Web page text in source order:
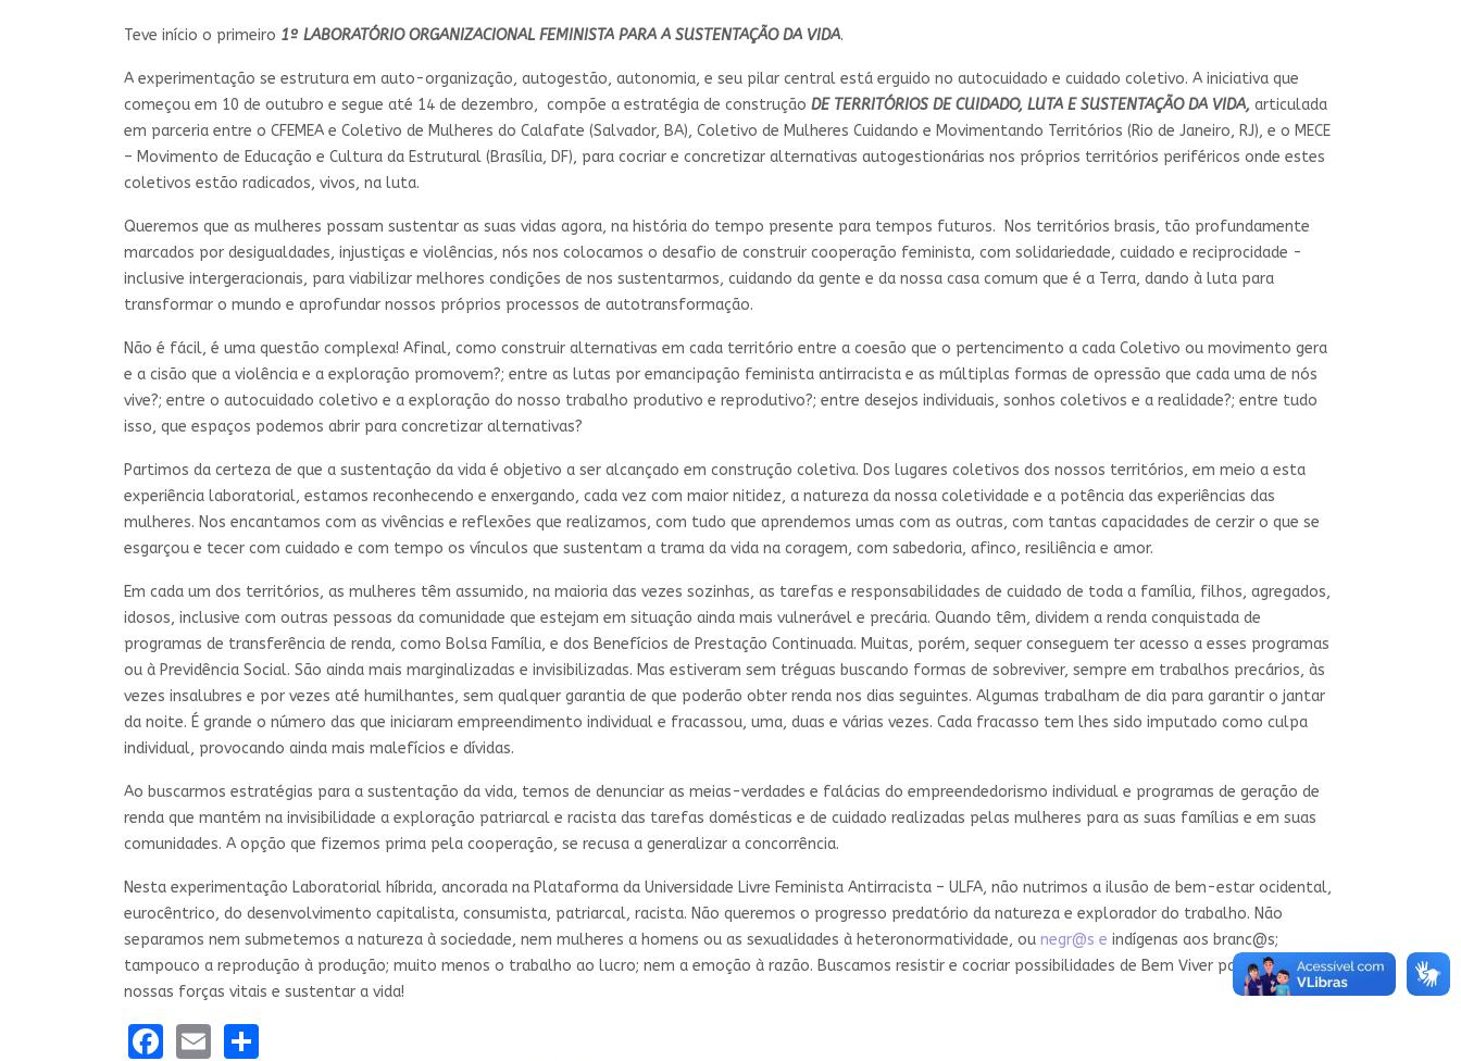
Teve início o primeiro 1º LABORATÓRIO ORGANIZACIONAL FEMINISTA PARA A SUSTENTAÇÃO DA VIDA.
A experimentação se estrutura em auto-organização, autogestão, autonomia, e seu pilar central está erguido no autocuidado e cuidado coletivo. A iniciativa que
começou em 10 de outubro e segue até 14 de dezembro, compõe a estratégia de construção DE TERRITÓRIOS DE CUIDADO, LUTA E SUSTENTAÇÃO DA VIDA, articulada
em parceria entre o CFEMEA e Coletivo de Mulheres do Calafate (Salvador, BA), Coletivo de Mulheres Cuidando e Movimentando Territórios (Rio de Janeiro, RJ), e o MECE
– Movimento de Educação e Cultura da Estrutural (Brasília, DF), para cocriar e concretizar alternativas autogestionárias nos próprios territórios periféricos onde estes
coletivos estão radicados, vivos, na luta.
Queremos que as mulheres possam sustentar as suas vidas agora, na história do tempo presente para tempos futuros. Nos territórios brasis, tão profundamente
marcados por desigualdades, injustiças e violências, nós nos colocamos o desafio de construir cooperação feminista, com solidariedade, cuidado e reciprocidade -
inclusive intergeracionais, para viabilizar melhores condições de nos sustentarmos, cuidando da gente e da nossa casa comum que é a Terra, dando à luta para
transformar o mundo e aprofundar nossos próprios processos de autotransformação.
Não é fácil, é uma questão complexa! Afinal, como construir alternativas em cada território entre a coesão que o pertencimento a cada Coletivo ou movimento gera
e a cisão que a violência e a exploração promovem?; entre as lutas por emancipação feminista antirracista e as múltiplas formas de opressão que cada uma de nós
vive?; entre o autocuidado coletivo e a exploração do nosso trabalho produtivo e reprodutivo?; entre desejos individuais, sonhos coletivos e a realidade?; entre tudo
isso, que espaços podemos abrir para concretizar alternativas?
Partimos da certeza de que a sustentação da vida é objetivo a ser alcançado em construção coletiva. Dos lugares coletivos dos nossos territórios, em meio a esta
experiência laboratorial, estamos reconhecendo e enxergando, cada vez com maior nitidez, a natureza da nossa coletividade e a potência das experiências das
mulheres. Nos encantamos com as vivências e reflexões que realizamos, com tudo que aprendemos umas com as outras, com tantas capacidades de cerzir o que se
esgarçou e tecer com cuidado e com tempo os vínculos que sustentam a trama da vida na coragem, com sabedoria, afinco, resiliência e amor.
Em cada um dos territórios, as mulheres têm assumido, na maioria das vezes sozinhas, as tarefas e responsabilidades de cuidado de toda a família, filhos, agregados,
idosos, inclusive com outras pessoas da comunidade que estejam em situação ainda mais vulnerável e precária. Quando têm, dividem a renda conquistada de
programas de transferência de renda, como Bolsa Família, e dos Benefícios de Prestação Continuada. Muitas, porém, sequer conseguem ter acesso a esses programas
ou à Previdência Social. São ainda mais marginalizadas e invisibilizadas. Mas estiveram sem tréguas buscando formas de sobreviver, sempre em trabalhos precários, às
vezes insalubres e por vezes até humilhantes, sem qualquer garantia de que poderão obter renda nos dias seguintes. Algumas trabalham de dia para garantir o jantar
da noite. É grande o número das que iniciaram empreendimento individual e fracassou, uma, duas e várias vezes. Cada fracasso tem lhes sido imputado como culpa
individual, provocando ainda mais malefícios e dívidas.
Ao buscarmos estratégias para a sustentação da vida, temos de denunciar as meias-verdades e falácias do empreendedorismo individual e programas de geração de
renda que mantém na invisibilidade a exploração patriarcal e racista das tarefas domésticas e de cuidado realizadas pelas mulheres para as suas famílias e em suas
comunidades. A opção que fizemos prima pela cooperação, se recusa a generalizar a concorrência.
Nesta experimentação Laboratorial híbrida, ancorada na Plataforma da Universidade Livre Feminista Antirracista – ULFA, não nutrimos a ilusão de bem-estar ocidental,
eurocêntrico, do desenvolvimento capitalista, consumista, patriarcal, racista. Não queremos o progresso predatório da natureza e explorador do trabalho. Não
separamos nem submetemos a natureza à sociedade, nem mulheres a homens ou as sexualidades à heteronormatividade, ou negr@s e indígenas aos branc@s;
tampouco a reprodução à produção; muito menos o trabalho ao lucro; nem a emoção à razão. Buscamos resistir e cocriar possibilidades de Bem Viver para fortalecer
nossas forças vitais e sustentar a vida!
Facebook
Email